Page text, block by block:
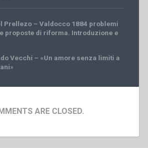
Prellezo – Valdocco 1884 problemi
proposte di riforma. Introduzione e
Vecchi – «Un amore senza limiti a
ARE CLOSED.